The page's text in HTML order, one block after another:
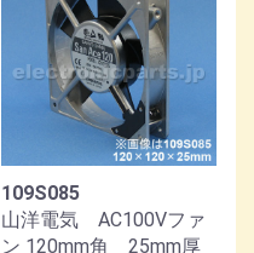
109S085
山洋電気 AC100Vファ
ン 120mm角 25mm厚